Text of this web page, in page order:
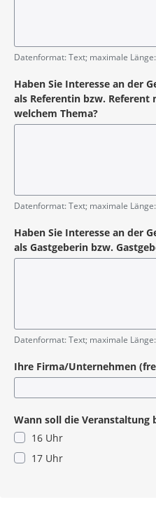
Datenformat: Text; maximale
Haben Sie Interesse an der
als Referentin bzw. Referent
welchem Thema?
Datenformat: Text; maximale
Haben Sie Interesse an der
als Gastgeberin bzw.
Datenformat: Text; maximale
Ihre Firma/Unternehmen
Wann soll die Veranstaltung
16 Uhr
17 Uhr